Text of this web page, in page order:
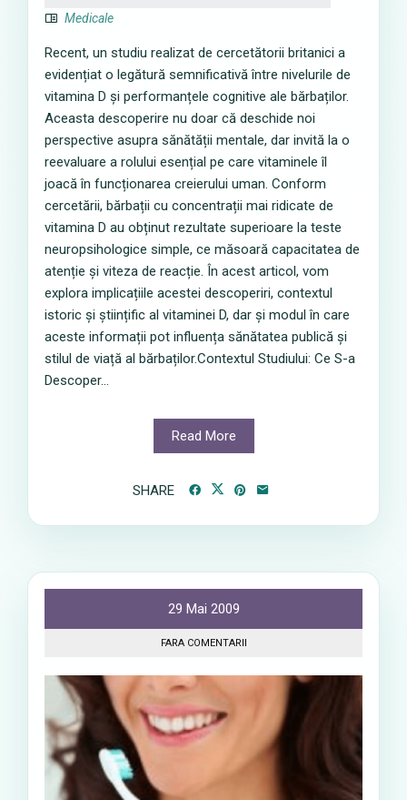
Medicale
Recent, un studiu realizat de cercetătorii britanici a
evidențiat o legătură semnificativă între nivelurile de
vitamina D și performanțele cognitive ale bărbaților.
Aceasta descoperire nu doar că deschide noi
perspective asupra sănătății mentale, dar invită la o
reevaluare a rolului esențial pe care vitaminele îl
joacă în funcționarea creierului uman. Conform
cercetării, bărbații cu concentrații mai ridicate de
vitamina D au obținut rezultate superioare la teste
neuropsihologice simple, ce măsoară capacitatea de
atenție și viteza de reacție. În acest articol, vom
explora implicațiile acestei descoperiri, contextul
istoric și științific al vitaminei D, dar și modul în care
aceste informații pot influența sănătatea publică și
stilul de viață al bărbaților.Contextul Studiului: Ce S-a
Descoper...
Read More
SHARE
29 Mai 2009
FARA COMENTARII